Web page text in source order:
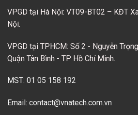
VPGD tại Hà Nội: VT09-BT02 – KĐT
Nội.
VPGD tại TPHCM: Số 2 - Nguyễn
Quận Tân Bình - TP Hồ Chí Minh.
MST: 01 05 158 192
Email: contact@vnatech.com.vn